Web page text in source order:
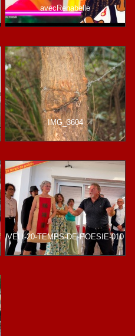
avecRenabelle
IMG_3604
VELI-20-TEMPS-DE-POESIE-010